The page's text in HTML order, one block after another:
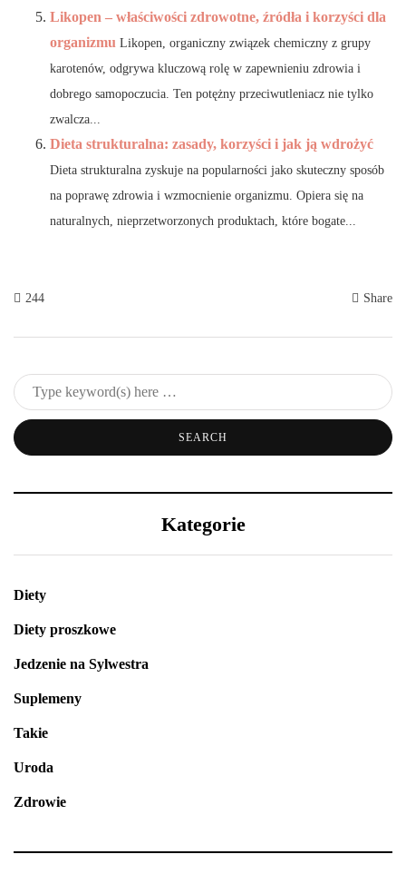
Likopen – właściwości zdrowotne, źródła i korzyści dla
organizmu Likopen, organiczny związek chemiczny z grupy
karotenów, odgrywa kluczową rolę w zapewnieniu zdrowia i
dobrego samopoczucia. Ten potężny przeciwutleniacz nie tylko
zwalcza...
Dieta strukturalna: zasady, korzyści i jak ją wdrożyć
Dieta strukturalna zyskuje na popularności jako skuteczny sposób
na poprawę zdrowia i wzmocnienie organizmu. Opiera się na
naturalnych, nieprzetworzonych produktach, które bogate...
244 Share
Kategorie
Diety
Diety proszkowe
Jedzenie na Sylwestra
Suplemeny
Takie
Uroda
Zdrowie